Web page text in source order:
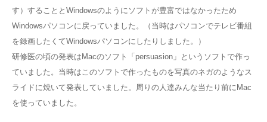
す）することとWindowsのようにソフトが豊富ではなかったため
Windowsパソコンに戻っていました。（当時はパソコンでテレビ番組
を録画したくてWindowsパソコンにしたりしました。）
研修医の頃の発表はMacのソフト「persuasion」というソフトで作っ
ていました。当時はこのソフトで作ったものを写真のネガのようなス
ライドに焼いて発表していました。周りの人達みんな当たり前にMac
を使っていました。